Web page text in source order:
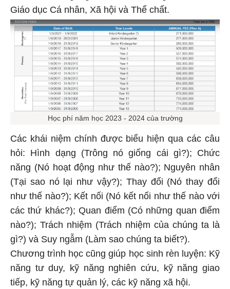
Giáo dục Cá nhân, Xã hội và Thể chất.
Học phí năm học 2023 - 2024 của trường
Các khái niệm chính được biểu hiện qua các câu
hỏi: Hình dạng (Trông nó giống cái gì?); Chức
năng (Nó hoạt động như thế nào?); Nguyên nhân
(Tại sao nó lại như vậy?); Thay đổi (Nó thay đổi
như thế nào?); Kết nối (Nó kết nối như thế nào với
các thứ khác?); Quan điểm (Có những quan điểm
nào?); Trách nhiệm (Trách nhiệm của chúng ta là
gì?) và Suy ngẫm (Làm sao chúng ta biết?).
Chương trình học cũng giúp học sinh rèn luyện: Kỹ
năng tư duy, kỹ năng nghiên cứu, kỹ năng giao
tiếp, kỹ năng tự quản lý, các kỹ năng xã hội.